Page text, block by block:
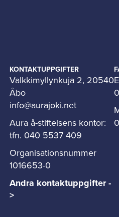
KONTAKTUPPGIFTER
Valkkimyllynkuja 2, 20540
Åbo
info@aurajoki.net
Aura å-stiftelsens kontor:
tfn. 040 5537 409
Organisationsnummer
1016653-0
Andra kontaktuppgifter -
>